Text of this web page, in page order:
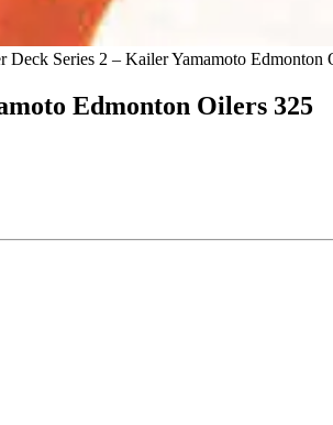
Deck Series 2 – Kailer Yamamoto Edmonton
Edmonton Oilers 325